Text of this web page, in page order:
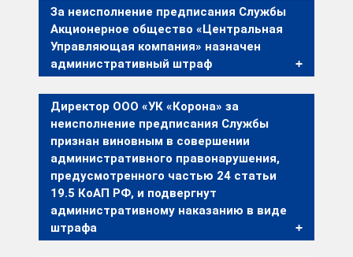
За неисполнение предписания Службы
Акционерное общество «Центральная
Управляющая компания» назначен
административный штраф
Директор ООО «УК «Корона» за
неисполнение предписания Службы
признан виновным в совершении
административного правонарушения,
предусмотренного частью 24 статьи
19.5 КоАП РФ, и подвергнут
административному наказанию в виде
штрафа